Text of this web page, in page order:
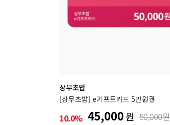
상무초밥
[상무초밥] e기프트카드 5만원권
10.0% 45,000원 50,000원